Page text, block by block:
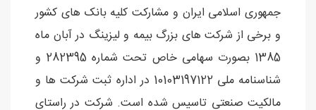
جمهوری اسلامی ایران و مشارکت کلیه بانک های کشور
و برخی از شرکت های بزرگ بیمه و لیزینگ در آبان ماه
1385 بصورت سهامی خاص تحت شماره 282395 و
شناسنامه ملی 10103197122 در اداره ثبت شرکت ها و
مالکیت صنعتی تاسیس شده است. شرکت در راستای